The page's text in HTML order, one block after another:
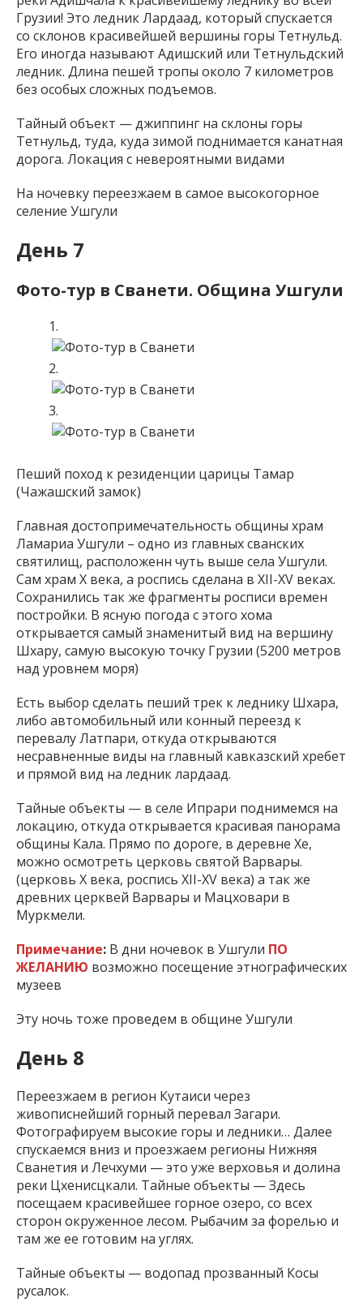
Грузии! Это ледник Лардаад, который спускается
со склонов красивейшей вершины горы Тетнульд.
Его иногда называют Адишский или Тетнульдский
ледник. Длина пешей тропы около 7 километров
без особых сложных подъемов.
Тайный объект — джиппинг на склоны горы
Тетнульд, туда, куда зимой поднимается канатная
дорога. Локация с невероятными видами
На ночевку переезжаем в самое высокогорное
селение Ушгули
День 7
Фото-тур в Сванети. Община Ушгули
Пеший поход к резиденции царицы Тамар
(Чажашский замок)
Главная достопримечательность общины храм
Ламариа Ушгули – одно из главных сванских
святилищ, расположенн чуть выше села Ушгули.
Сам храм Х века, а роспись сделана в XII-XV веках.
Сохранились так же фрагменты росписи времен
постройки. В ясную погода с этого хома
открывается самый знаменитый вид на вершину
Шхару, самую высокую точку Грузии (5200 метров
над уровнем моря)
Есть выбор сделать пеший трек к леднику Шхара,
либо автомобильный или конный переезд к
перевалу Латпари, откуда открываются
несравненные виды на главный кавказский хребет
и прямой вид на ледник лардаад.
Тайные объекты — в селе Ипрари поднимемся на
локацию, откуда открывается красивая панорама
общины Кала. Прямо по дороге, в деревне Хе,
можно осмотреть церковь святой Варвары.
(церковь Х века, роспись XII-XV века) а так же
древних церквей Варвары и Мацховари в
Муркмели.
Примечание: В дни ночевок в Ушгули ПО
ЖЕЛАНИЮ возможно посещение этнографических
музеев
Эту ночь тоже проведем в общине Ушгули
День 8
Переезжаем в регион Кутаиси через
живописнейший горный перевал Загари.
Фотографируем высокие горы и ледники… Далее
спускаемся вниз и проезжаем регионы Нижняя
Сванетия и Лечхуми — это уже верховья и долина
реки Цхенисцкали. Тайные объекты — Здесь
посещаем красивейшее горное озеро, со всех
сторон окруженное лесом. Рыбачим за форелью и
там же ее готовим на углях.
Тайные объекты — водопад прозванный Косы
русалок.